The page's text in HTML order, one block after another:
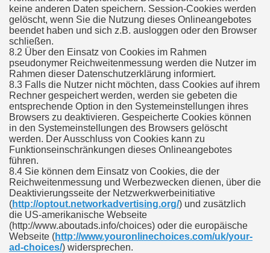
keine anderen Daten speichern. Session-Cookies werden
gelöscht, wenn Sie die Nutzung dieses Onlineangebotes
beendet haben und sich z.B. ausloggen oder den Browser
schließen.
8.2 Über den Einsatz von Cookies im Rahmen
pseudonymer Reichweitenmessung werden die Nutzer im
Rahmen dieser Datenschutzerklärung informiert.
8.3 Falls die Nutzer nicht möchten, dass Cookies auf ihrem
Rechner gespeichert werden, werden sie gebeten die
entsprechende Option in den Systemeinstellungen ihres
Browsers zu deaktivieren. Gespeicherte Cookies können
in den Systemeinstellungen des Browsers gelöscht
werden. Der Ausschluss von Cookies kann zu
Funktionseinschränkungen dieses Onlineangebotes
führen.
8.4 Sie können dem Einsatz von Cookies, die der
Reichweitenmessung und Werbezwecken dienen, über die
Deaktivierungsseite der Netzwerkwerbeinitiative
(http://optout.networkadvertising.org/) und zusätzlich
die US-amerikanische Webseite
(http://www.aboutads.info/choices) oder die europäische
Webseite (http://www.youronlinechoices.com/uk/your-
ad-choices/) widersprechen.